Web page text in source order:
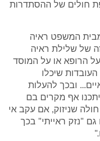
נ' קופת חולים של ההסתדרות
המשפט ראיה
של שלילת ראיה
הרופא או על המוסד
שיכלו
ובכך להעלות
אף מקרים בם
שניזוק, אם עקב אי
גם "נזק ראייתי" בכך